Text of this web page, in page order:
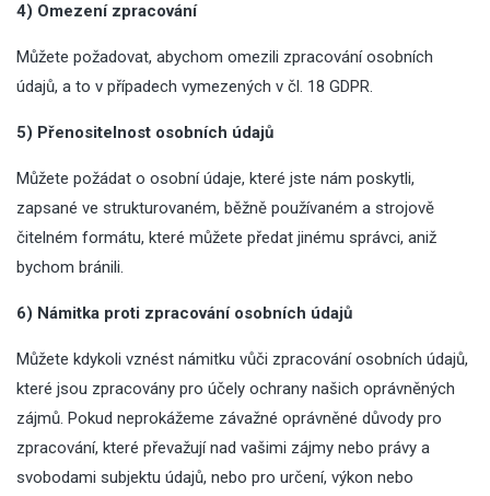
4) Omezení zpracování
Můžete požadovat, abychom omezili zpracování osobních
údajů, a to v případech vymezených v čl. 18 GDPR.
5) Přenositelnost osobních údajů
Můžete požádat o osobní údaje, které jste nám poskytli,
zapsané ve strukturovaném, běžně používaném a strojově
čitelném formátu, které můžete předat jinému správci, aniž
bychom bránili.
6) Námitka proti zpracování osobních údajů
Můžete kdykoli vznést námitku vůči zpracování osobních údajů,
které jsou zpracovány pro účely ochrany našich oprávněných
zájmů. Pokud neprokážeme závažné oprávněné důvody pro
zpracování, které převažují nad vašimi zájmy nebo právy a
svobodami subjektu údajů, nebo pro určení, výkon nebo